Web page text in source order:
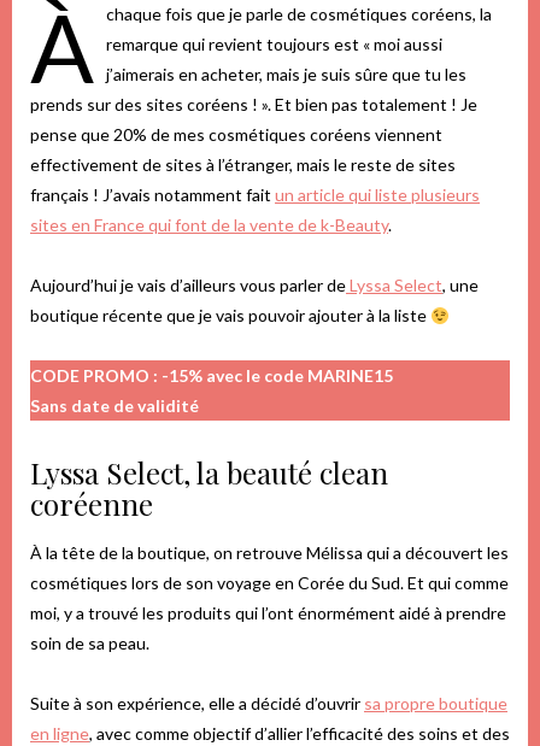
À
chaque fois que je parle de cosmétiques coréens, la
remarque qui revient toujours est « moi aussi
j’aimerais en acheter, mais je suis sûre que tu les
prends sur des sites coréens ! ». Et bien pas totalement ! Je
pense que 20% de mes cosmétiques coréens viennent
effectivement de sites à l’étranger, mais le reste de sites
français ! J’avais notamment fait un article qui liste plusieurs
sites en France qui font de la vente de k-Beauty.
Aujourd’hui je vais d’ailleurs vous parler deLyssa Select, une
boutique récente que je vais pouvoir ajouter à la liste
CODE PROMO : -15% avec le code MARINE15
Sans date de validité
Lyssa Select, la beauté clean
coréenne
À la tête de la boutique, on retrouve Mélissa qui a découvert les
cosmétiques lors de son voyage en Corée du Sud. Et qui comme
moi, y a trouvé les produits qui l’ont énormément aidé à prendre
soin de sa peau.
Suite à son expérience, elle a décidé d’ouvrir sa propre boutique
en ligne, avec comme objectif d’allier l’efficacité des soins et des